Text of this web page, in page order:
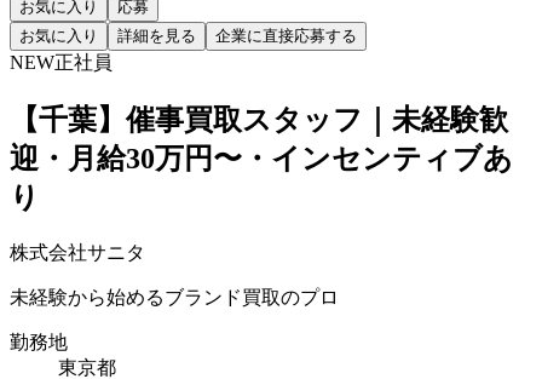
お気に入り
応募
お気に入り
詳細を見る 企業に直接応募する
NEW正社員
【千葉】催事買取スタッフ｜未経験歓
迎・月給30万円〜・インセンティブあ
り
株式会社サニタ
未経験から始めるブランド買取のプロ
勤務地
東京都